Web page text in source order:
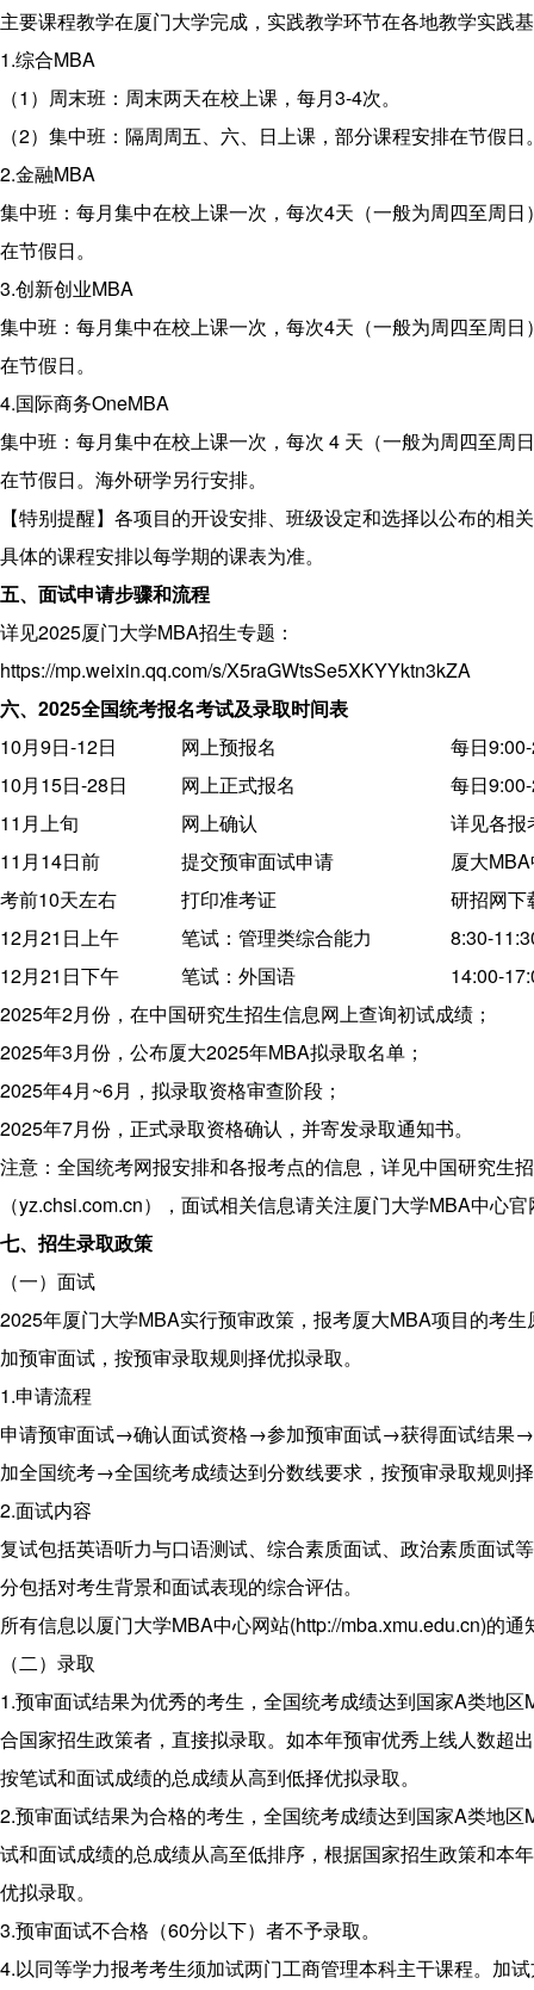
主要课程教学在厦门大学完成，实践教学环节在各地教学实践
1.综合MBA
（1）周末班：周末两天在校上课，每月3-4次。
（2）集中班：隔周周五、六、日上课，部分课程安排在节假日
2.金融MBA
集中班：每月集中在校上课一次，每次4天（一般为周四至周日
在节假日。
3.创新创业MBA
集中班：每月集中在校上课一次，每次4天（一般为周四至周日
在节假日。
4.国际商务OneMBA
集中班：每月集中在校上课一次，每次 4 天（一般为周四至周
在节假日。海外研学另行安排。
【特别提醒】各项目的开设安排、班级设定和选择以公布的相
具体的课程安排以每学期的课表为准。
五、面试申请步骤和流程
详见2025厦门大学MBA招生专题：
https://mp.weixin.qq.com/s/X5raGWtsSe5XKYYktn3kZA
六、 2025全国统考报名考试及录取时间表
10月9日-12日
网上预报名
每日
10月15日-28日
网上正式报名
每日
11月上旬
网上确认
详见各报
11月14日前
提交预审面试申请
厦大
考前10天左右
打印准考证
研招网下
12月21日上午
笔试：管理类综合能力
8:30-
12月21日下午
笔试：外国语
14:00-
2025年2月份，在中国研究生招生信息网上查询初试成绩；
2025年3月份，公布厦大2025年MBA拟录取名单；
2025年4月~6月，拟录取资格审查阶段；
2025年7月份，正式录取资格确认，并寄发录取通知书。
注意：全国统考网报安排和各报考点的信息，详见中国研究生
（yz.chsi.com.cn），面试相关信息请关注厦门大学MBA中心
七、招生录取政策
（一）面试
2025年厦门大学MBA实行预审政策，报考厦大MBA项目的考
加预审面试，按预审录取规则择优拟录取。
1.申请流程
申请预审面试→确认面试资格→参加预审面试→获得面试结果
加全国统考→全国统考成绩达到分数线要求，按预审录取规则
2.面试内容
复试包括英语听力与口语测试、综合素质面试、政治素质面试
分包括对考生背景和面试表现的综合评估。
所有信息以厦门大学MBA中心网站(http://mba.xmu.edu.cn)的通
（二）录取
1.预审面试结果为优秀的考生，全国统考成绩达到国家A类地区
合国家招生政策者，直接拟录取。如本年预审优秀上线人数超
按笔试和面试成绩的总成绩从高到低择优拟录取。
2.预审面试结果为合格的考生，全国统考成绩达到国家A类地区
试和面试成绩的总成绩从高至低排序，根据国家招生政策和本
优拟录取。
3.预审面试不合格（60分以下）者不予录取。
4.以同等学力报考考生须加试两门工商管理本科主干课程。加